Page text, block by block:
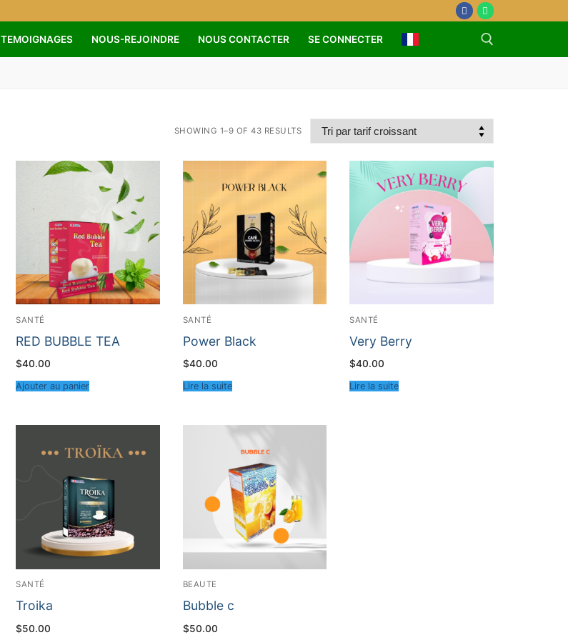
TEMOIGNAGES NOUS-REJOINDRE NOUS CONTACTER SE CONNECTER
SHOWING 1–9 OF 43 RESULTS
SANTÉ
RED BUBBLE TEA
$40.00
Ajouter au panier
SANTÉ
Power Black
$40.00
Lire la suite
SANTÉ
Very Berry
$40.00
Lire la suite
SANTÉ
Troika
$50.00
BEAUTE
Bubble c
$50.00